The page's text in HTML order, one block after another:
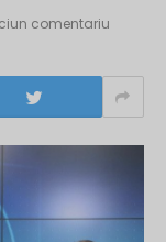
comentariu